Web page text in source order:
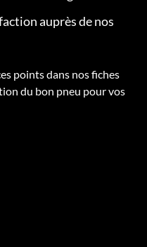
auprès de nos
points dans nos fiches
du bon pneu pour vos